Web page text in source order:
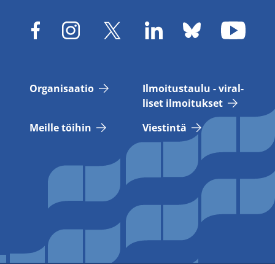
Or­ga­ni­saa­tio
Il­moi­tus­tau­lu - vi­ral­
li­set il­moi­tuk­set
Meil­le töi­hin
Vies­tin­tä